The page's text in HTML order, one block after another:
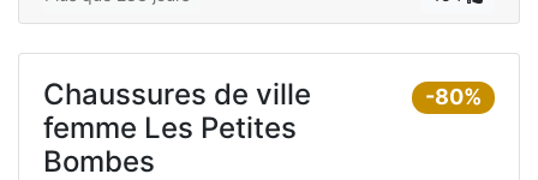
-80%
Chaussures de ville
femme Les Petites
Bombes